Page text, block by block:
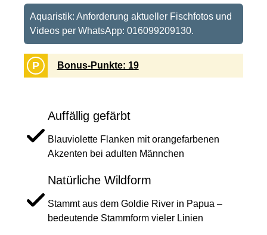
Aquaristik: Anforderung aktueller Fischfotos und
Videos per WhatsApp: 016099209130.
P Bonus-Punkte: 19
Auffällig gefärbt
Blauviolette Flanken mit orangefarbenen
Akzenten bei adulten Männchen
Natürliche Wildform
Stammt aus dem Goldie River in Papua –
bedeutende Stammform vieler Linien